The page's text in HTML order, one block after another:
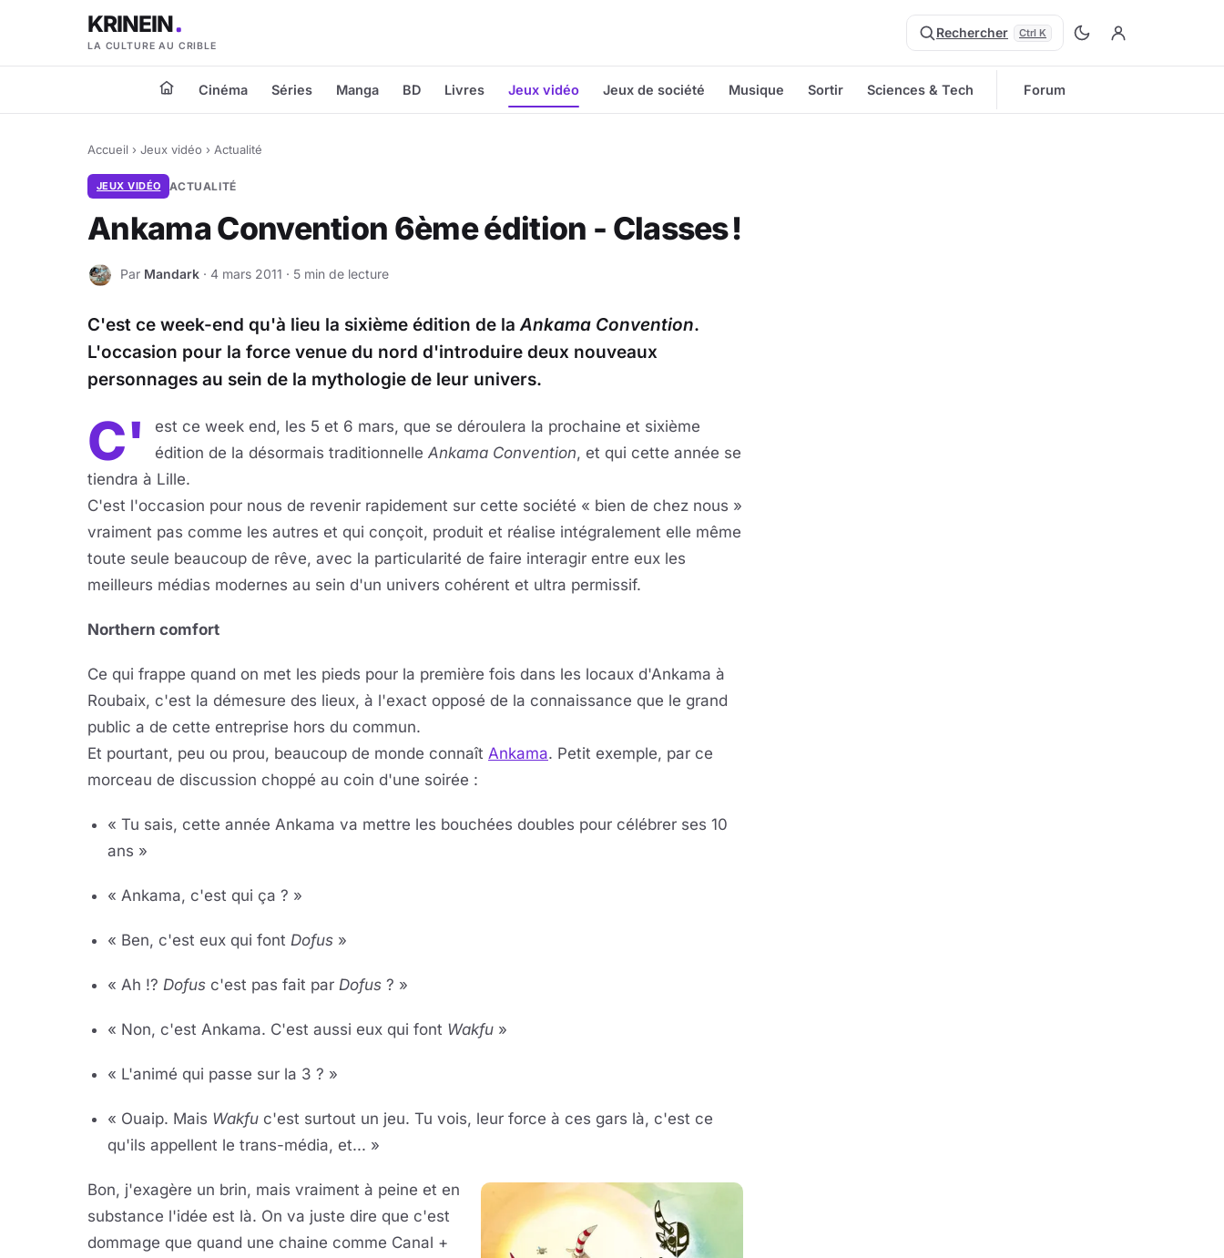
KRINEIN
LA CULTURE AU CRIBLE
Rechercher Ctrl K
Cinéma Séries Manga BD Livres Jeux vidéo Jeux de société Musique Sortir Sciences & Tech Forum
Accueil › Jeux vidéo › Actualité
JEUX VIDÉO ACTUALITÉ
Ankama Convention 6ème édition - Classes !
M Par Mandark · 4 mars 2011 · 5 min de lecture
C'est ce week-end qu'à lieu la sixième édition de laAnkama Convention.
L'occasion pour la force venue du nord d'introduire deux nouveaux
personnages au sein de la mythologie de leur univers.
C'
est ce week end, les 5 et 6 mars, que se déroulera la prochaine et sixième
édition de la désormais traditionnelle Ankama Convention, et qui cette année se
tiendra à Lille.
C'est l'occasion pour nous de revenir rapidement sur cette société « bien de chez nous »
vraiment pas comme les autres et qui conçoit, produit et réalise intégralement elle même
toute seule beaucoup de rêve, avec la particularité de faire interagir entre eux les
meilleurs médias modernes au sein d'un univers cohérent et ultra permissif.
Northern comfort
Ce qui frappe quand on met les pieds pour la première fois dans les locaux d'Ankama à
Roubaix, c'est la démesure des lieux, à l'exact opposé de la connaissance que le grand
public a de cette entreprise hors du commun.
Et pourtant, peu ou prou, beaucoup de monde connaît Ankama. Petit exemple, par ce
morceau de discussion choppé au coin d'une soirée :
« Tu sais, cette année Ankama va mettre les bouchées doubles pour célébrer ses 10
ans »
« Ankama, c'est qui ça ? »
« Ben, c'est eux qui font Dofus »
« Ah !? Dofus c'est pas fait par Dofus ? »
« Non, c'est Ankama. C'est aussi eux qui font Wakfu »
« L'animé qui passe sur la 3 ? »
« Ouaip. Mais Wakfu c'est surtout un jeu. Tu vois, leur force à ces gars là, c'est ce
qu'ils appellent le trans-média, et... »
Bon, j'exagère un brin, mais vraiment à peine et en
substance l'idée est là. On va juste dire que c'est
dommage que quand une chaine comme Canal +